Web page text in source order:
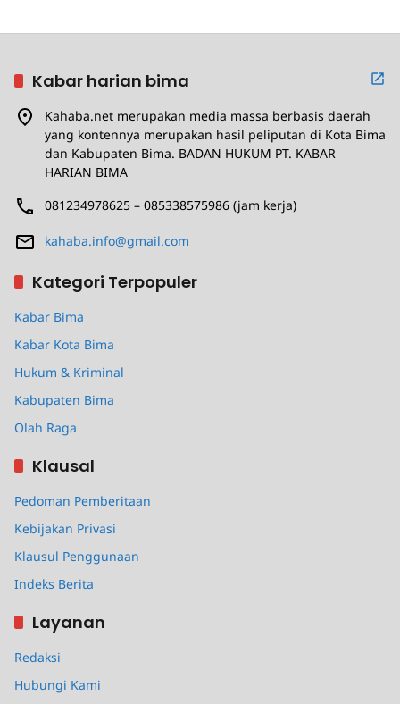
Kabar harian bima
Kahaba.net merupakan media massa berbasis daerah
yang kontennya merupakan hasil peliputan di Kota Bima
dan Kabupaten Bima. BADAN HUKUM PT. KABAR
HARIAN BIMA
081234978625 – 085338575986 (jam kerja)
kahaba.info@gmail.com
Kategori Terpopuler
Kabar Bima
Kabar Kota Bima
Hukum & Kriminal
Kabupaten Bima
Olah Raga
Klausal
Pedoman Pemberitaan
Kebijakan Privasi
Klausul Penggunaan
Indeks Berita
Layanan
Redaksi
Hubungi Kami